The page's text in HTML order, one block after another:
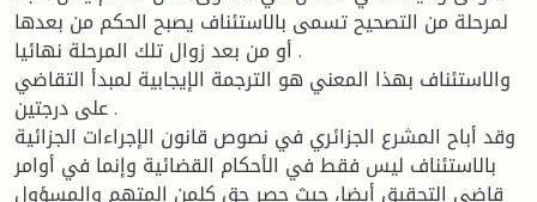
لمرحلة من التصحيح تسمى بالاستئناف يصبح الحكم من بعدها
أو من بعد زوال تلك المرحلة نهائيا .
والاستئناف بهذا المعني هو الترجمة الإيجابية لمبدأ التقاضي
على درجتين .
وقد أباح المشرع الجزائري في نصوص قانون الإجراءات الجزائية
بالاستئناف ليس فقط في الأحكام القضائية وإنما في أوامر
قاضي التحقيق أيضا، حيث حصر حق كلمن المتهم والمسؤول